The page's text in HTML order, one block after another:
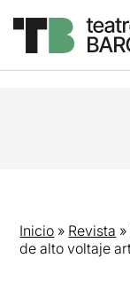
Inicio » Revista »
de alto voltaje